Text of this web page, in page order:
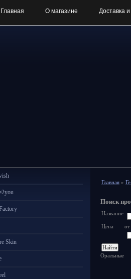
Главная О магазине Доставка
Skin
Главная »
Поиск
Название
Цена от
Оральные